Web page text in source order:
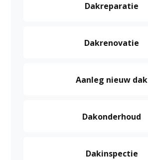
Dakreparatie
Dakrenovatie
Aanleg nieuw dak
Dakonderhoud
Dakinspectie